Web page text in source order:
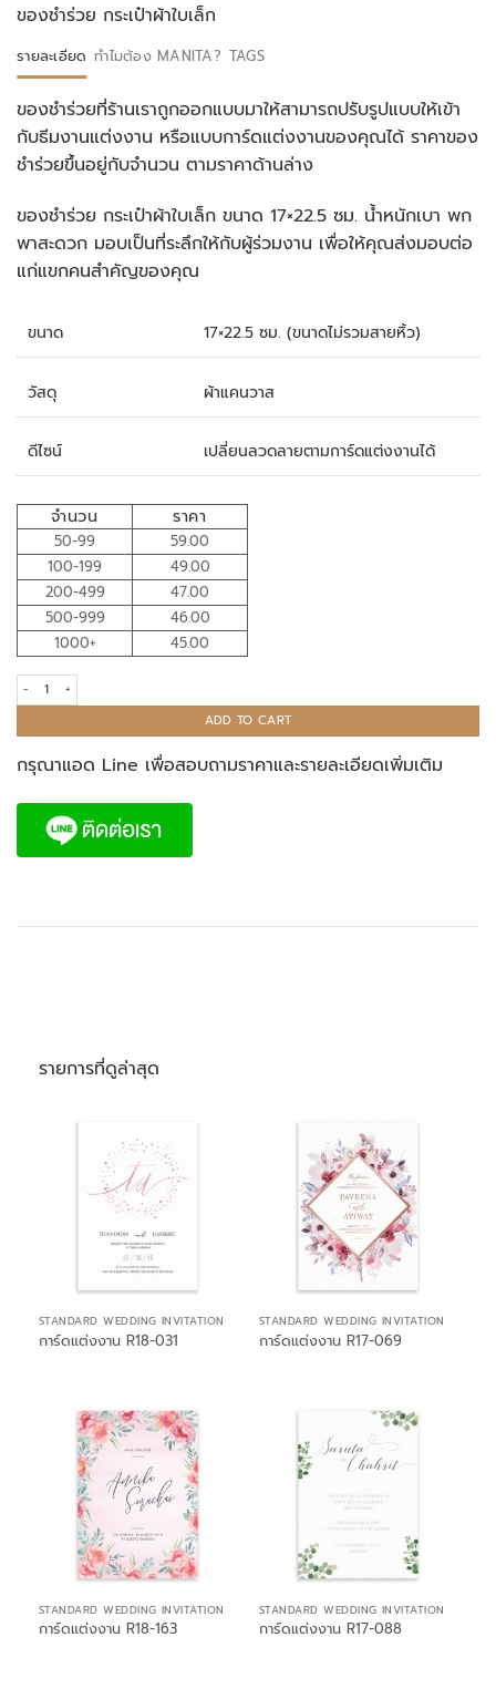
ของชำร่วย กระเป๋าผ้าใบเล็ก
รายละเอียด ทำไมต้อง MANITA? TAGS
ของชำร่วยที่ร้านเราถูกออกแบบมาให้สามารถปรับรูปแบบให้เข้า
กับธีมงานแต่งงาน หรือแบบการ์ดแต่งงานของคุณได้ ราคาของ
ชำร่วยขึ้นอยู่กับจำนวน ตามราคาด้านล่าง
ของชำร่วย กระเป๋าผ้าใบเล็ก ขนาด 17×22.5 ซม. น้ำหนักเบา พก
พาสะดวก มอบเป็นที่ระลึกให้กับผู้ร่วมงาน เพื่อให้คุณส่งมอบต่อ
แก่แขกคนสำคัญของคุณ
ขนาด 17×22.5 ซม. (ขนาดไม่รวมสายหิ้ว)
วัสดุ ผ้าแคนวาส
ดีไซน์ เปลี่ยนลวดลายตามการ์ดแต่งงานได้
จำนวน ราคา
50-99
59.00
100-199
49.00
200-499
47.00
500-999
46.00
1000+
45.00
ของชำร่วย กระเป๋าผ้าใบเล็ก quantity
ADD TO CART
กรุณาแอด Line เพื่อสอบถามราคาและรายละเอียดเพิ่มเติม
รายการที่ดูล่าสุด
STANDARD WEDDING INVITATION
การ์ดแต่งงาน R18-031
STANDARD WEDDING INVITATION
การ์ดแต่งงาน R17-069
STANDARD WEDDING INVITATION
การ์ดแต่งงาน R18-163
STANDARD WEDDING INVITATION
การ์ดแต่งงาน R17-088